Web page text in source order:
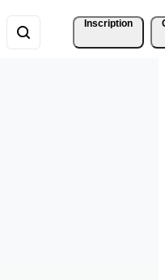
Inscription